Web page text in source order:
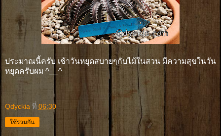
ประมาณนี้ครับ เช้าวันหยุดสบายๆกับไม้ในสวน มีความสุขในวัน
หยุดครับผม ^__^
Qdyckia ที่ 06:30
ใช้ร่วมกัน